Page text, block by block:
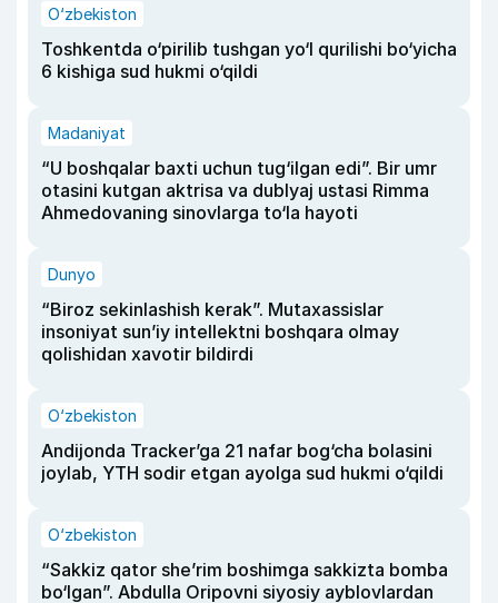
O‘zbekiston
Toshkentda o‘pirilib tushgan yo‘l qurilishi bo‘yicha
6 kishiga sud hukmi o‘qildi
Madaniyat
“U boshqalar baxti uchun tug‘ilgan edi”. Bir umr
otasini kutgan aktrisa va dublyaj ustasi Rimma
Ahmedovaning sinovlarga to‘la hayoti
Dunyo
“Biroz sekinlashish kerak”. Mutaxassislar
insoniyat sun’iy intellektni boshqara olmay
qolishidan xavotir bildirdi
O‘zbekiston
Andijonda Tracker’ga 21 nafar bog‘cha bolasini
joylab, YTH sodir etgan ayolga sud hukmi o‘qildi
O‘zbekiston
“Sakkiz qator she’rim boshimga sakkizta bomba
bo‘lgan”. Abdulla Oripovni siyosiy ayblovlardan